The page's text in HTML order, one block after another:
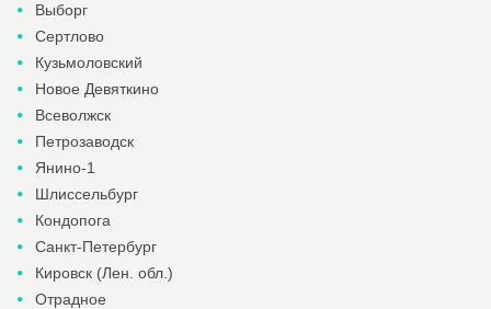
Выборг
Сертлово
Кузьмоловский
Новое Девяткино
Всеволжск
Петрозаводск
Янино-1
Шлиссельбург
Кондопога
Санкт-Петербург
Кировск (Лен. обл.)
Отрадное